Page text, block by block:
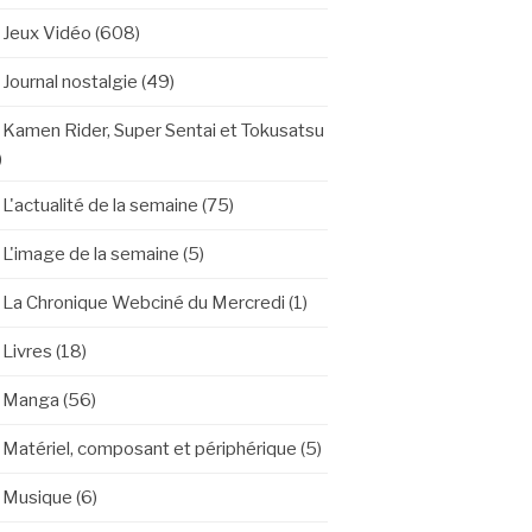
Jeux Vidéo (608)
Journal nostalgie (49)
Kamen Rider, Super Sentai et Tokusatsu
L'actualité de la semaine (75)
L'image de la semaine (5)
La Chronique Webciné du Mercredi (1)
Livres (18)
Manga (56)
Matériel, composant et périphérique (5)
Musique (6)